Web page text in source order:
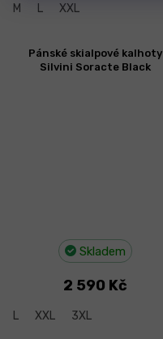
M L XXL
Pánské skialpové kalhoty
Silvini Soracte Black
Skladem
2 590 Kč
L XXL 3XL